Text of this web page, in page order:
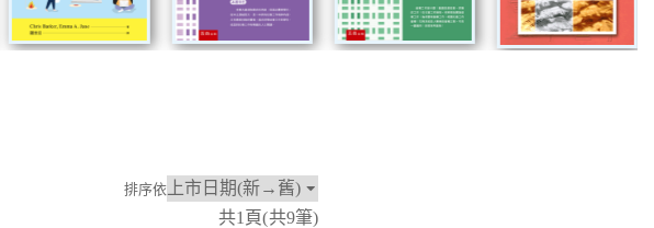
排序依
共1頁(共9筆)